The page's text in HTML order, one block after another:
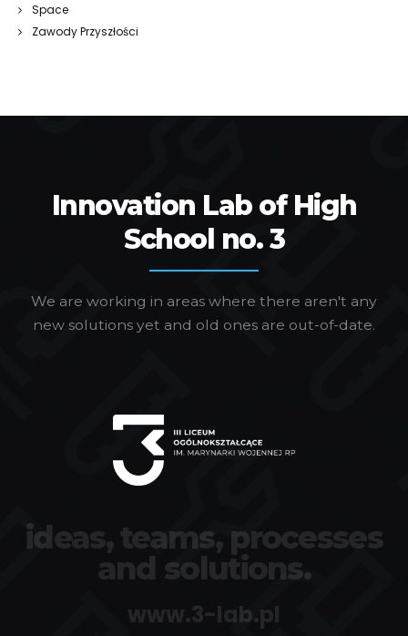
Space
Zawody Przyszłości
Innovation Lab of High
School no. 3
We are working in areas where there aren't any
new solutions yet and old ones are out-of-date.
ideas, teams, processes
and solutions.
www.3-lab.pl